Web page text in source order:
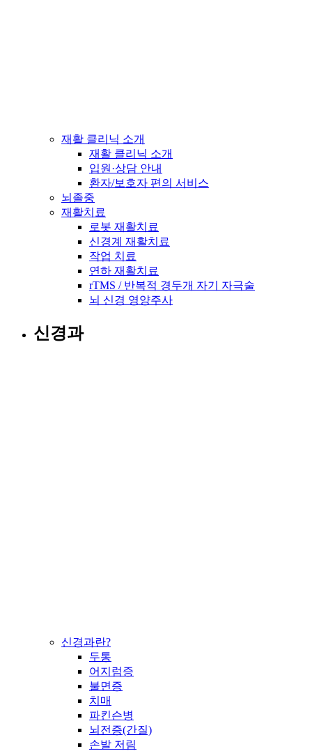
재활 클리닉 소개
재활 클리닉 소개
입원·상담 안내
환자/보호자 편의 서비스
뇌졸중
재활치료
로봇 재활치료
신경계 재활치료
작업 치료
연하 재활치료
rTMS / 반복적 경두개 자기 자극술
뇌 신경 영양주사
신경과
신경과란?
두통
어지럼증
불면증
치매
파킨슨병
뇌전증(간질)
손발 저림